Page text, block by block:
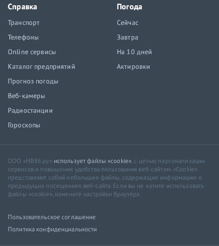
Справка
Транспорт
Телефоны
Online сервисы
Каталог предприятий
Прогноз погоды
Веб-камеры
Радиостанции
Гороскопы
Погода
Сейчас
Завтра
На 10 дней
Актировки
ООО «НВ86.ру» использует файлы «cookie», с целью персонализации
сервисов и повышения удобства пользования веб-сайтом. «Cookie»
представляют собой небольшие файлы, содержащие информацию о
предыдущих посещениях веб-сайта. Если вы не хотите использовать
файлы «cookie», измените настройки браузера.
Пользовательское соглашение
Политика конфиденциальности